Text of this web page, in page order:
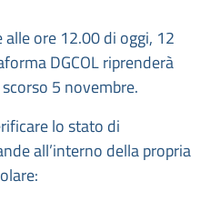
ore 12.00 di oggi, 12
DGCOL riprenderà
5 novembre.
lo stato di
all’interno della propria